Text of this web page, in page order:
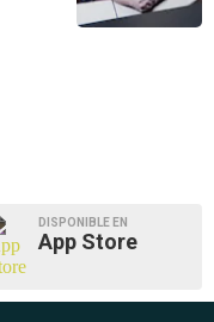
DISPONIBLE EN
App Store